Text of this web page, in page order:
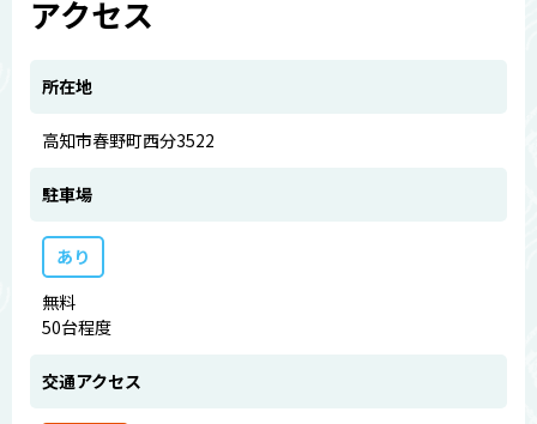
アクセス
所在地
高知市春野町西分3522
駐車場
あり
無料
50台程度
交通アクセス